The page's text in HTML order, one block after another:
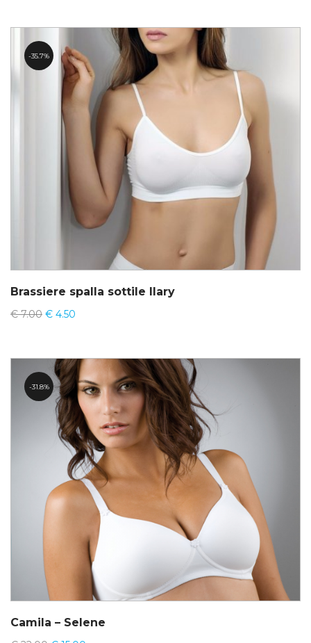
35.7%
Brassiere spalla sottile Ilary
€7.00 € 4.50
31.8%
Camila – Selene